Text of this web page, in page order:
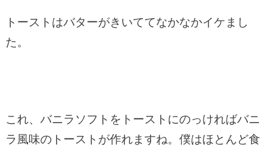
トーストはバターがきいててなかなかイケまし
た。
これ、バニラソフトをトーストにのっければバニ
ラ風味のトーストが作れますね。僕はほとんど食